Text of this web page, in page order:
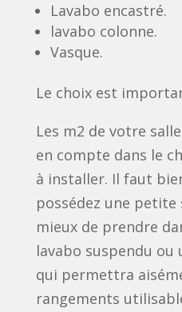
Lavabo encastré.
lavabo colonne.
Vasque.
Le choix est
Les m2 de votre
en compte dans le
à installer. Il faut
possédez une petite
mieux de prendre
lavabo suspendu ou
qui permettra
rangements